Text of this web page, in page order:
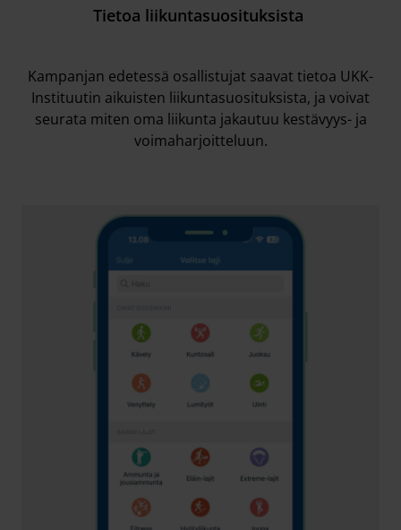
Tietoa liikuntasuosituksista
Kampanjan edetessä osallistujat saavat tietoa UKK-
Instituutin aikuisten liikuntasuosituksista, ja voivat
seurata miten oma liikunta jakautuu kestävyys- ja
voimaharjoitteluun.